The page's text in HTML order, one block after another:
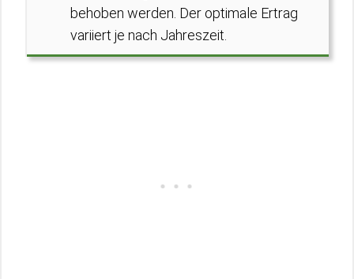
behoben werden. Der optimale Ertrag
variiert je nach Jahreszeit.